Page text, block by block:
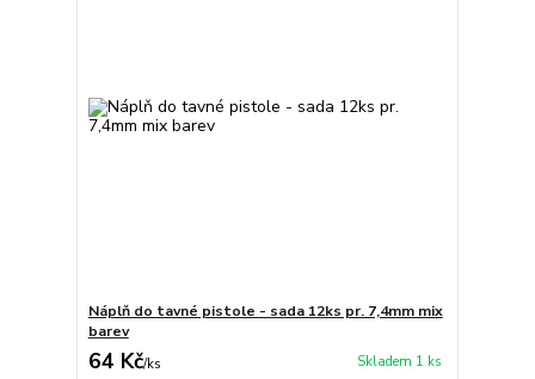
Náplň do tavné pistole - sada 12ks pr. 7,4mm mix
barev
64 Kč/ks Skladem 1 ks